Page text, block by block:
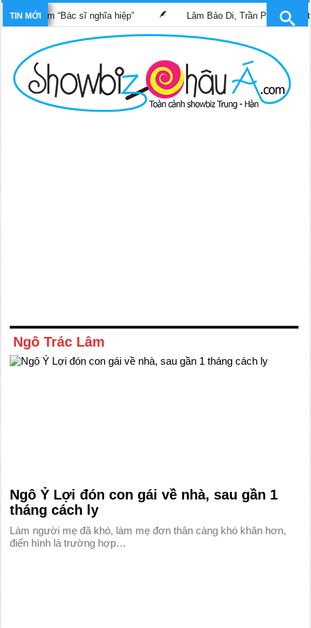
TIN MỚI
phim “Bác sĩ nghĩa hiệp” Lâm Bảo Di, Trần Pháp Dung tái
Ngô Trác Lâm
Ngô Ỷ Lợi đón con gái về nhà, sau gần 1
tháng cách ly
Làm người mẹ đã khó, làm mẹ đơn thân càng khó khăn hơn,
điển hình là trường hợp…